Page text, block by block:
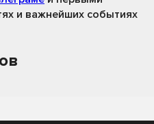
и важнейших событиях